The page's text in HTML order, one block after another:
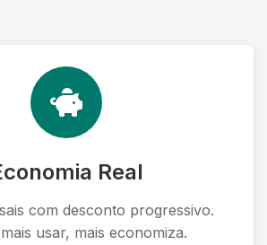
Real
com desconto progressivo.
usar, mais economiza.